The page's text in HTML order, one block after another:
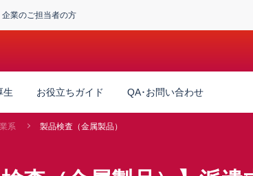
企業のご担当者の方
生 お役立ちガイド QA･お問い合わせ
系 製品検査（金属製品）